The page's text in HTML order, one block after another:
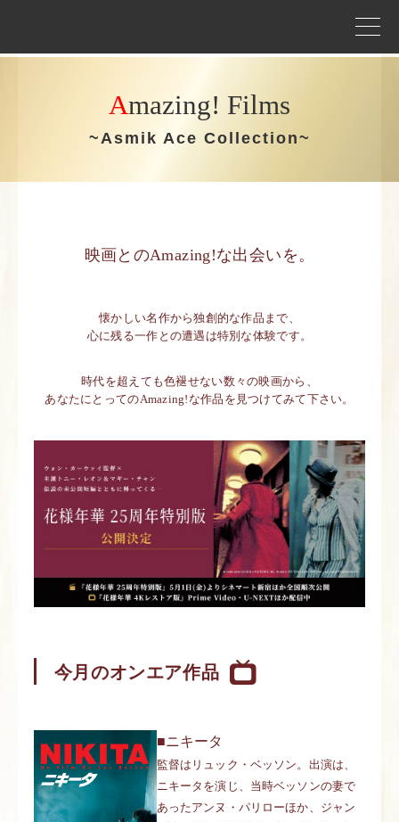
Amazing! Films
~Asmik Ace Collection~
映画とのAmazing!な出会いを。
懐かしい名作から独創的な作品まで、
心に残る一作との遭遇は特別な体験です。
時代を超えても色褪せない数々の映画から、
あなたにとってのAmazing!な作品を見つけてみて下さい。
今月のオンエア作品
■ニキータ
監督はリュック・ベッソン。出演は、
ニキータを演じ、当時ベッソンの妻で
あったアンヌ・パリローほか、ジャン
事業案内
プロジェクトストーリー
ラインナップ
お問い合わせ
JP/EN
ご利用規約
プライバシーポリシー